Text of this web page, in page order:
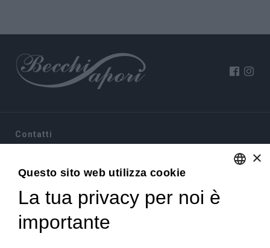
Contatti
10022 Carmagnola(TO)
+39 380 6441674
info@becchisapori.it
Informazioni
×
Questo sito web utilizza cookie
La tua privacy per noi è
importante